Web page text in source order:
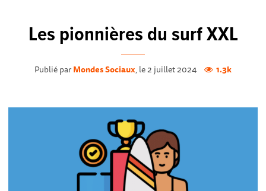
Les pionnières du surf XXL
Publié parMondes Sociaux, le 2 juillet 2024 1.3k